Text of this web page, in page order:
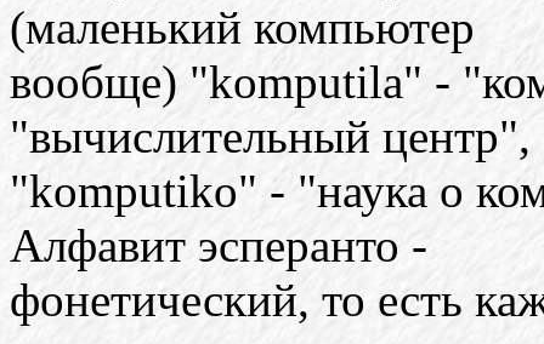
(маленький компьютер
вообще) "komputila" -
"вычислительный центр",
"komputiko" - "наука о
Алфавит эсперанто -
фонетический, то есть